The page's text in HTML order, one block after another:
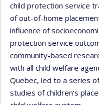
child protection service
of out-of-home
influence of
protection service
community-based
with all child welfare
Quebec, led to a series
studies of children’s